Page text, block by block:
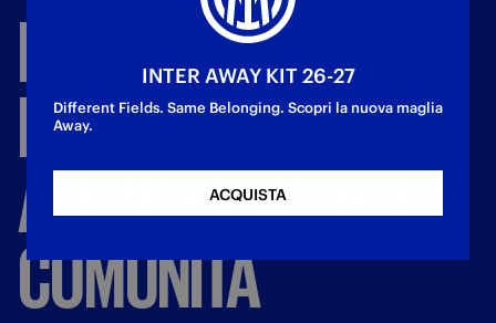
INTERCAMPUS
BAHIA,UN’OASI
ALL’INTERNODELLA
COMUNITÀ
INTER AWAY KIT 26-27
Different Fields. Same Belonging. Scopri la nuova maglia
Away.
ACQUISTA